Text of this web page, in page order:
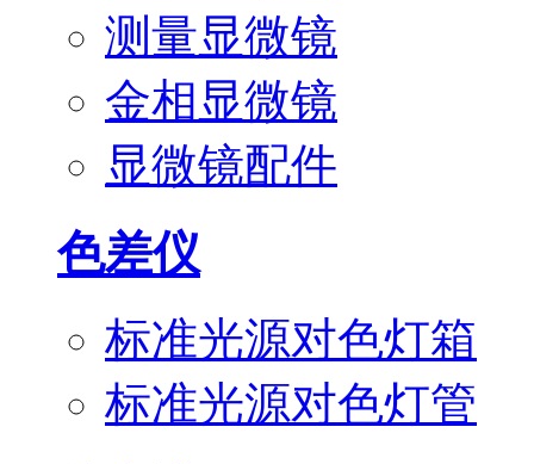
测量显微镜
金相显微镜
显微镜配件
色差仪
标准光源对色灯箱
标准光源对色灯管